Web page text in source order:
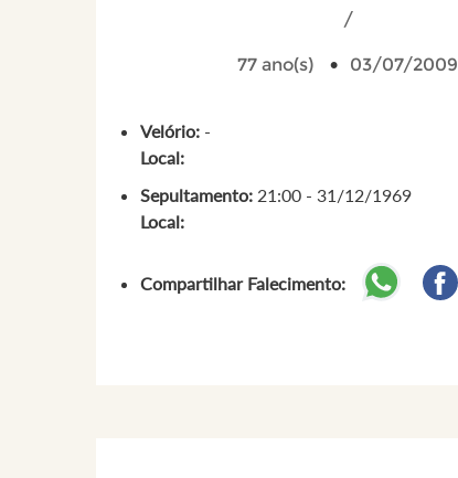
/
77 ano(s) 03/07/2009
Velório: -
Local:
Sepultamento: 21:00 - 31/12/1969
Local:
Compartilhar Falecimento: